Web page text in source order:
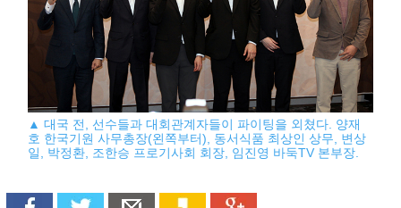
▲ 대국 전, 선수들과 대회관계자들이 파이팅을 외쳤다. 양재
호 한국기원 사무총장(왼쪽부터), 동서식품 최상인 상무, 변상
일, 박정환, 조한승 프로기사회 회장, 임진영 바둑TV 본부장.